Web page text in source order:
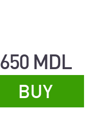
650 MDL
BUY